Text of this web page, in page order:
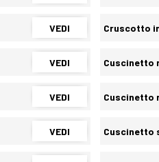
VEDI Cruscotto
VEDI Cuscinetto
VEDI Cuscinetto
VEDI Cuscinetto